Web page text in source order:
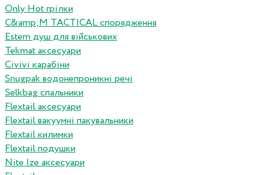
Only Hot грілки
C&amp;M TACTICAL спорядження
Estem душ для військових
Tekmat аксесуари
Сivivi карабіни
Snugpak водонепроникні речі
Selkbag спальники
Flextail аксесуари
Flextail вакуумні пакувальники
Flextail килимки
Flextail подушки
Nite Ize аксесуари